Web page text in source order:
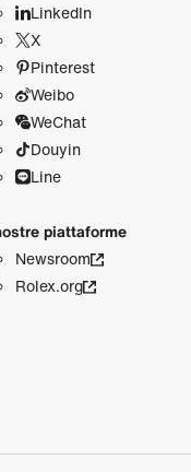
LinkedIn
X
Pinterest
Weibo
WeChat
Douyin
Line
piattaforme
Newsroom
Rolex.org